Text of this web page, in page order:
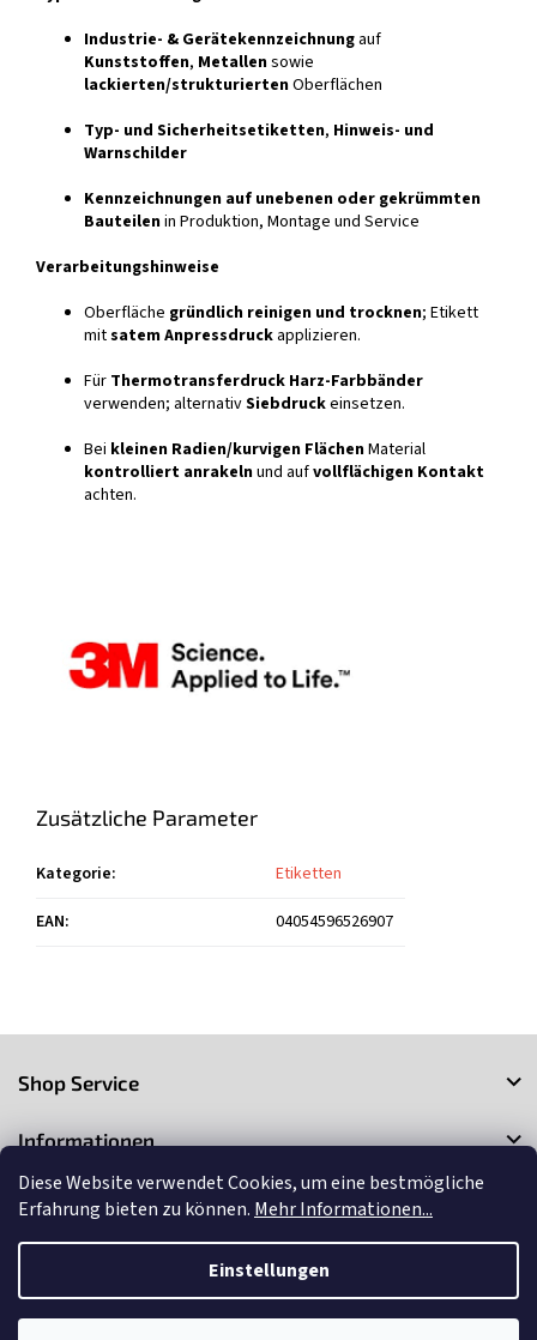
Diese Website verwendet Cookies, um eine bestmögliche
Erfahrung bieten zu können. Mehr Informationen...
Einstellungen
Industrie- & Gerätekennzeichnung auf
Kunststoffen, Metallensowie
lackierten/strukturiertenOberflächen
Typ- und Sicherheitsetiketten, Hinweis- und
Warnschilder
Kennzeichnungen auf unebenen oder gekrümmten
Bauteilenin Produktion, Montage und Service
Verarbeitungshinweise
Oberfläche gründlich reinigen und trocknen; Etikett
mitsatem Anpressdruck applizieren.
Für Thermotransferdruck Harz-Farbbänder
verwenden; alternativSiebdruckeinsetzen.
Bei kleinen Radien/kurvigen FlächenMaterial
kontrolliert anrakelnund aufvollflächigen Kontakt
achten.
Zusätzliche Parameter
Kategorie:
Etiketten
EAN: 04054596526907
e
Shop Service
Informationen
Kontakt
Einstellungen ändern